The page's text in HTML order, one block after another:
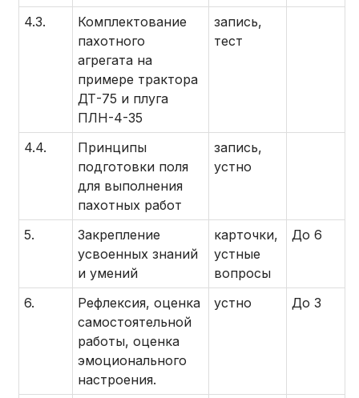
4.3.
Комплектование
пахотного
агрегата на
примере трактора
ДТ-75 и плуга
ПЛН-4-35
запись,
тест
4.4.
Принципы
подготовки поля
для выполнения
пахотных работ
запись,
устно
5.
Закрепление
усвоенных знаний
и умений
карточки,
устные
вопросы
До 6
6.
Рефлексия, оценка
самостоятельной
работы, оценка
эмоционального
настроения.
устно До 3